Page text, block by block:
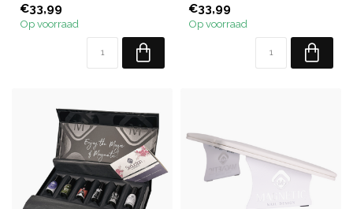
met een ...
€33,99
Op voorraad
pot voo...
€33,99
Op voorraad